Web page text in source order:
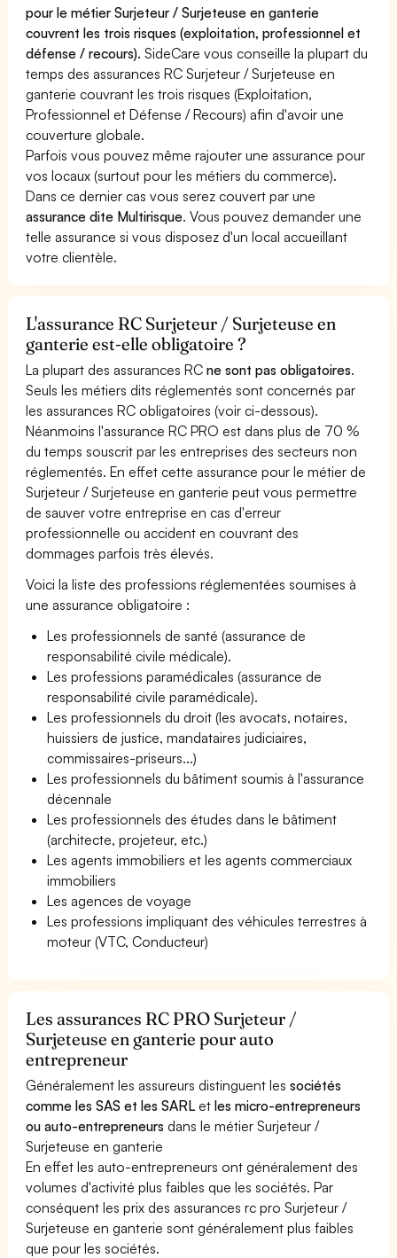
pour le métier Surjeteur / Surjeteuse en ganterie
couvrent les trois risques (exploitation, professionnel et
défense / recours). SideCare vous conseille la plupart du
temps des assurances RC Surjeteur / Surjeteuse en
ganterie couvrant les trois risques (Exploitation,
Professionnel et Défense / Recours) afin d'avoir une
couverture globale.
Parfois vous pouvez même rajouter une assurance pour
vos locaux (surtout pour les métiers du commerce).
Dans ce dernier cas vous serez couvert par une
assurance dite Multirisque. Vous pouvez demander une
telle assurance si vous disposez d'un local accueillant
votre clientèle.
L'assurance RC Surjeteur / Surjeteuse en
ganterie est-elle obligatoire ?
La plupart des assurances RCne sont pas obligatoires.
Seuls les métiers dits réglementés sont concernés par
les assurances RC obligatoires (voir ci-dessous).
Néanmoins l'assurance RC PRO est dans plus de 70 %
du temps souscrit par les entreprises des secteurs non
réglementés. En effet cette assurance pour le métier de
Surjeteur / Surjeteuse en ganterie peut vous permettre
de sauver votre entreprise en cas d'erreur
professionnelle ou accident en couvrant des
dommages parfois très élevés.
Voici la liste des professions réglementées soumises à
une assurance obligatoire :
Les professionnels de santé (assurance de
responsabilité civile médicale).
Les professions paramédicales (assurance de
responsabilité civile paramédicale).
Les professionnels du droit (les avocats, notaires,
huissiers de justice, mandataires judiciaires,
commissaires-priseurs...)
Les professionnels du bâtiment soumis à l'assurance
décennale
Les professionnels des études dans le bâtiment
(architecte, projeteur, etc.)
Les agents immobiliers et les agents commerciaux
immobiliers
Les agences de voyage
Les professions impliquant des véhicules terrestres à
moteur (VTC, Conducteur)
Les assurances RC PRO Surjeteur /
Surjeteuse en ganterie pour auto
entrepreneur
Généralement les assureurs distinguent lessociétés
comme les SAS et les SARL etles micro-entrepreneurs
ou auto-entrepreneurs dans le métier Surjeteur /
Surjeteuse en ganterie
En effet les auto-entrepreneurs ont généralement des
volumes d'activité plus faibles que les sociétés. Par
conséquent les prix des assurances rc pro Surjeteur /
Surjeteuse en ganterie sont généralement plus faibles
que pour les sociétés.